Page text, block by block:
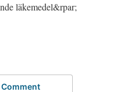
läkemedel&rpar;
Comment